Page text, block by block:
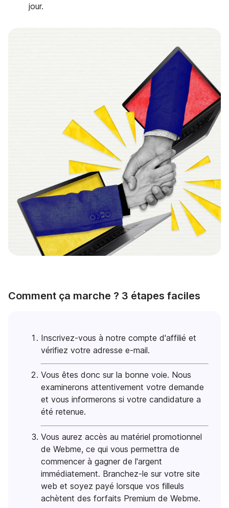
jour.
Comment ça marche ? 3 étapes faciles
Inscrivez-vous à notre compte d'affilié et
vérifiez votre adresse e-mail.
Vous êtes donc sur la bonne voie. Nous
examinerons attentivement votre demande
et vous informerons si votre candidature a
été retenue.
Vous aurez accès au matériel promotionnel
de Webme, ce qui vous permettra de
commencer à gagner de l'argent
immédiatement. Branchez-le sur votre site
web et soyez payé lorsque vos filleuls
achètent des forfaits Premium de Webme.